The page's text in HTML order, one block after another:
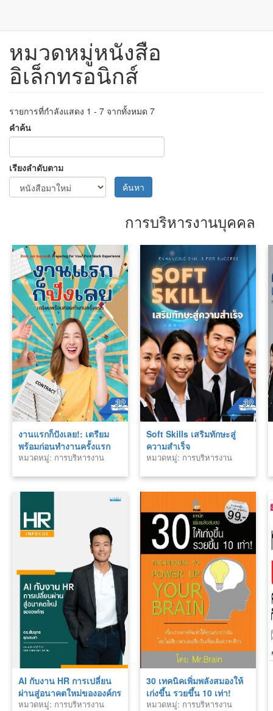
ข้าม
เนื้อหา
หมวดหมู่หนังสือ
อิเล็กทรอนิกส์
รายการที่กำลังแสดง 1 - 7 จากทั้งหมด 7
คำค้น
เรียงลำดับตาม
ค้นหา
การบริหารงานบุคคล
งานแรกก็ปังเลย!: เตรียม
พร้อมก่อนทำงานครั้งแรก
หมวดหมู่: การบริหารงาน
Soft Skills เสริมทักษะสู่
ความสำเร็จ
หมวดหมู่: การบริหารงาน
AI กับงาน HR การเปลี่ยน
ผ่านสู่อนาคตใหม่ขององค์กร
หมวดหมู่: การบริหารงาน
30 เทคนิคเพิ่มพลังสมองให้
เก่งขึ้น รวยขึ้น 10 เท่า!
หมวดหมู่: การบริหารงาน